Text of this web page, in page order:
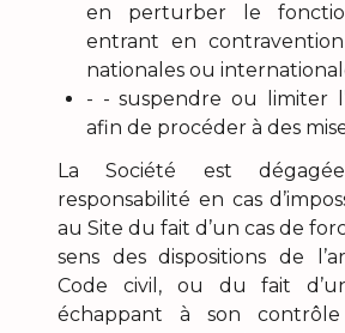
en perturber le
entrant en
nationales ou
- - suspendre ou limiter
afin de procéder à des
La Société est
responsabilité en cas
au Site du fait d’un cas de
sens des dispositions de
Code civil, ou du fait
échappant à son contrôle